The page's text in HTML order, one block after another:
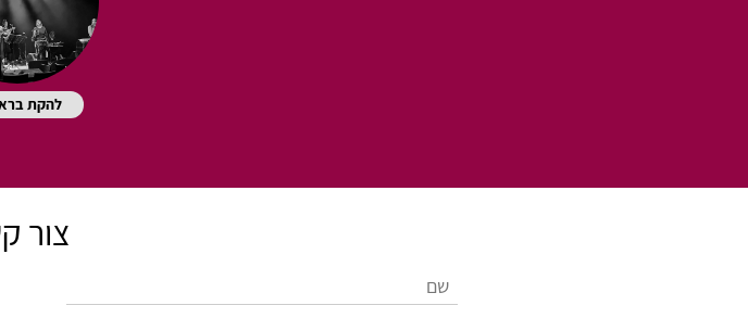
להקת
צור